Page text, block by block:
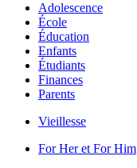
Adolescence
École
Éducation
Enfants
Étudiants
Finances
Parents
Vieillesse
For Her et For Him